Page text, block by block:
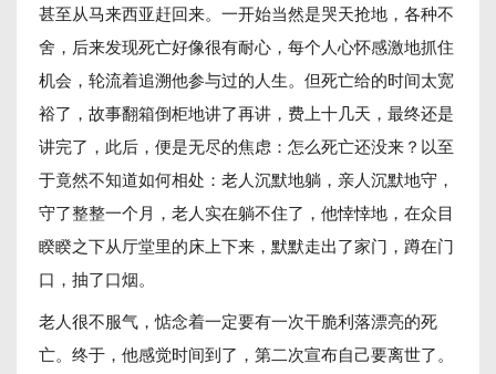
甚至从马来西亚赶回来。一开始当然是哭天抢地，各种不
舍，后来发现死亡好像很有耐心，每个人心怀感激地抓住
机会，轮流着追溯他参与过的人生。但死亡给的时间太宽
裕了，故事翻箱倒柜地讲了再讲，费上十几天，最终还是
讲完了，此后，便是无尽的焦虑：怎么死亡还没来？以至
于竟然不知道如何相处：老人沉默地躺，亲人沉默地守，
守了整整一个月，老人实在躺不住了，他悻悻地，在众目
睽睽之下从厅堂里的床上下来，默默走出了家门，蹲在门
口，抽了口烟。
老人很不服气，惦念着一定要有一次干脆利落漂亮的死
亡。终于，他感觉时间到了，第二次宣布自己要离世了。